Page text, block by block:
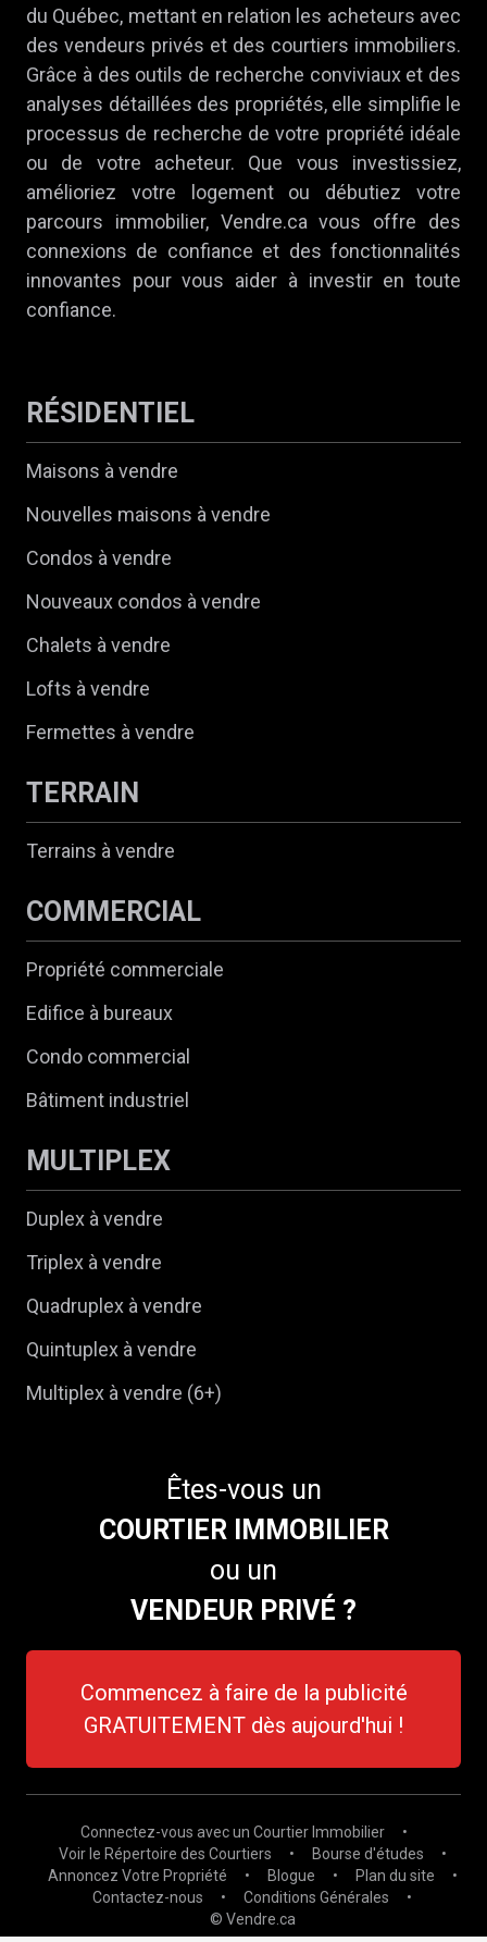
du Québec, mettant en relation les acheteurs avec
des vendeurs privés et des courtiers immobiliers.
Grâce à des outils de recherche conviviaux et des
analyses détaillées des propriétés, elle simplifie le
processus de recherche de votre propriété idéale
ou de votre acheteur. Que vous investissiez,
amélioriez votre logement ou débutiez votre
parcours immobilier, Vendre.ca vous offre des
connexions de confiance et des fonctionnalités
innovantes pour vous aider à investir en toute
confiance.
RÉSIDENTIEL
Maisons à vendre
Nouvelles maisons à vendre
Condos à vendre
Nouveaux condos à vendre
Chalets à vendre
Lofts à vendre
Fermettes à vendre
TERRAIN
Terrains à vendre
COMMERCIAL
Propriété commerciale
Edifice à bureaux
Condo commercial
Bâtiment industriel
MULTIPLEX
Duplex à vendre
Triplex à vendre
Quadruplex à vendre
Quintuplex à vendre
Multiplex à vendre (6+)
Êtes-vous un
COURTIER IMMOBILIER
ou un
VENDEUR PRIVÉ ?
Commencez à faire de la publicité
GRATUITEMENT dès aujourd'hui !
Connectez-vous avec un Courtier Immobilier
•
Voir le Répertoire des Courtiers
• Bourse d'études
•
Annoncez Votre Propriété
• Blogue • Plan du site
•
Contactez-nous
• Conditions Générales
•
© Vendre.ca